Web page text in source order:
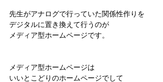
先生がアナログで行っていた関係性作りを
デジタルに置き換えて行うのが
メディア型ホームページです。
メディア型ホームページは
いいとこどりのホームページでして